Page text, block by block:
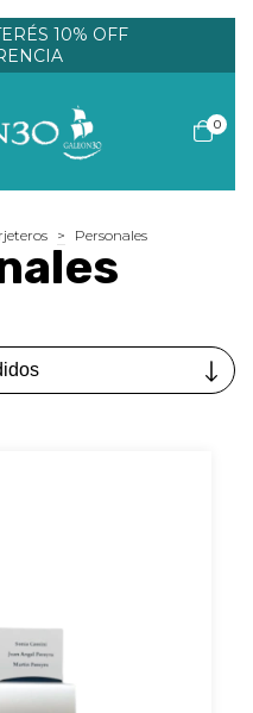
10% OFF
0
> Personales